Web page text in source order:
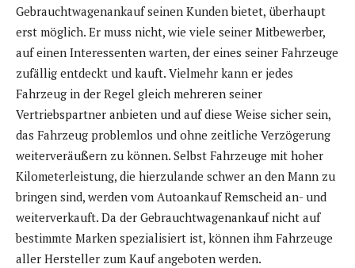
Gebrauchtwagenankauf seinen Kunden bietet, überhaupt
erst möglich. Er muss nicht, wie viele seiner Mitbewerber,
auf einen Interessenten warten, der eines seiner Fahrzeuge
zufällig entdeckt und kauft. Vielmehr kann er jedes
Fahrzeug in der Regel gleich mehreren seiner
Vertriebspartner anbieten und auf diese Weise sicher sein,
das Fahrzeug problemlos und ohne zeitliche Verzögerung
weiterveräußern zu können. Selbst Fahrzeuge mit hoher
Kilometerleistung, die hierzulande schwer an den Mann zu
bringen sind, werden vom Autoankauf Remscheid an- und
weiterverkauft. Da der Gebrauchtwagenankauf nicht auf
bestimmte Marken spezialisiert ist, können ihm Fahrzeuge
aller Hersteller zum Kauf angeboten werden.